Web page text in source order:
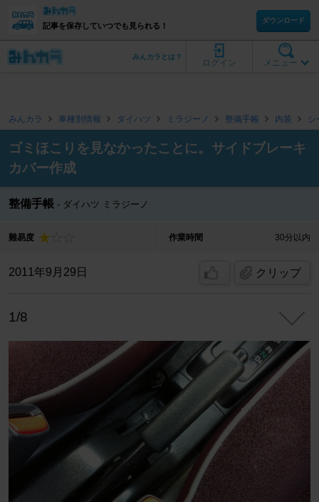
記事を保存していつでも見られる！
ダウンロード
メニュー
ログイン
みんカラとは？
みんカラ 車種別情報 ダイハツ ミラジーノ 整備手帳 内装 シ
ゴミほこりを見なかったことに。サイドブレーキ
カバー作成
整備手帳 ダイハツ ミラジーノ
難易度 作業時間 30分以内
2011年9月29日 クリップ
1/8